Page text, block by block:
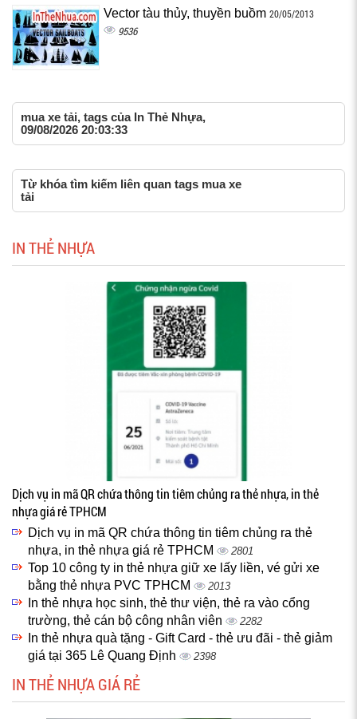
Vector tàu thủy, thuyền buồm 20/05/2013
9536
mua xe tải, tags của In Thẻ Nhựa,
09/08/2026 20:03:33
Từ khóa tìm kiếm liên quan tags mua xe
tải
IN THẺ NHỰA
Dịch vụ in mã QR chứa thông tin tiêm chủng ra thẻ nhựa, in thẻ
nhựa giá rẻ TPHCM
Dịch vụ in mã QR chứa thông tin tiêm chủng ra thẻ
nhựa, in thẻ nhựa giá rẻ TPHCM
2801
Top 10 công ty in thẻ nhựa giữ xe lấy liền, vé gửi xe
bằng thẻ nhựa PVC TPHCM
2013
In thẻ nhựa học sinh, thẻ thư viện, thẻ ra vào cổng
trường, thẻ cán bộ công nhân viên
2282
In thẻ nhựa quà tặng - Gift Card - thẻ ưu đãi - thẻ giảm
giá tại 365 Lê Quang Định
2398
IN THẺ NHỰA GIÁ RẺ